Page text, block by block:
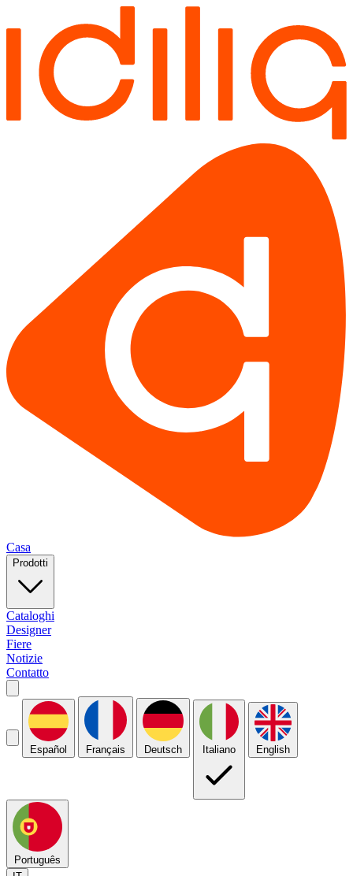
Casa
Prodotti
Cataloghi
Designer
Fiere
Notizie
Contatto
Español Français Deutsch Italiano English
Português